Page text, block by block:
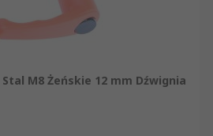
M8 Żeńskie 12 mm Dźwignia